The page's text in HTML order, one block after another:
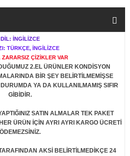
DİL: İNGİLİZCE
TÜRKÇE, İNGİLİZCE
ZARARSIZ ÇİZİKLER VAR
2.EL ÜRÜNLER KONDİSYON
BİR ŞEY BELİRTİLMEMİŞSE
YA DA KULLANILMAMIŞ SIFIR
GİBİDİR.
SATIN ALMALAR TEK PAKET
ÜRÜN İÇİN AYRI AYRI KARGO ÜCRETİ
ÖDEMEZSİNİZ.
AKSİ BELİRTİLMEDİKÇE 24